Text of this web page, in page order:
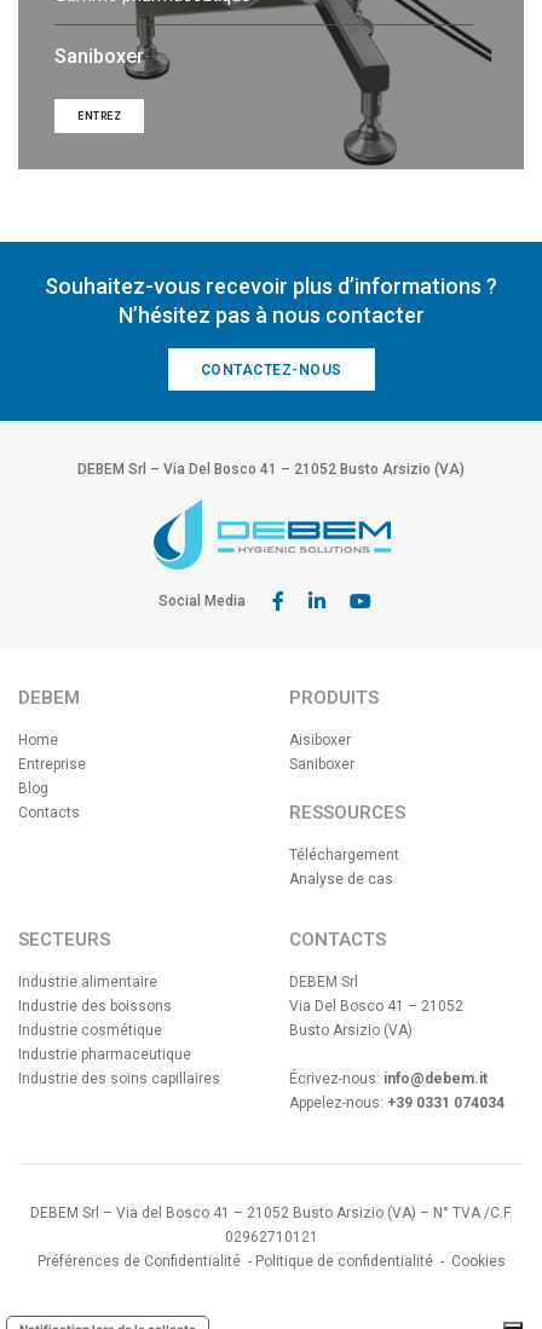
Saniboxer
ENTREZ
Souhaitez-vous recevoir plus d’informations ?
N’hésitez pas à nous contacter
CONTACTEZ-NOUS
DEBEM Srl – Via Del Bosco 41 – 21052 Busto Arsizio (VA)
Social Media
DEBEM
Home
Entreprise
Blog
Contacts
PRODUITS
Aisiboxer
Saniboxer
RESSOURCES
Téléchargement
Analyse de cas
SECTEURS
Industrie alimentaire
Industrie des boissons
Industrie cosmétique
Industrie pharmaceutique
Industrie des soins capillaires
CONTACTS
DEBEM Srl
Via Del Bosco 41 – 21052
Busto Arsizio (VA)
Écrivez-nous: info@debem.it
Appelez-nous: +39 0331 074034
DEBEM Srl – Via del Bosco 41 – 21052 Busto Arsizio (VA) – N° TVA /C.F.
02962710121
Préférences de Confidentialité - Politique de confidentialité - Cookies